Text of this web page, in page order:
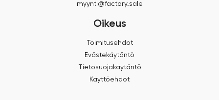
myynti@factory.sale
Oikeus
Toimitusehdot
Evästekäytäntö
Tietosuojakäytäntö
Käyttöehdot